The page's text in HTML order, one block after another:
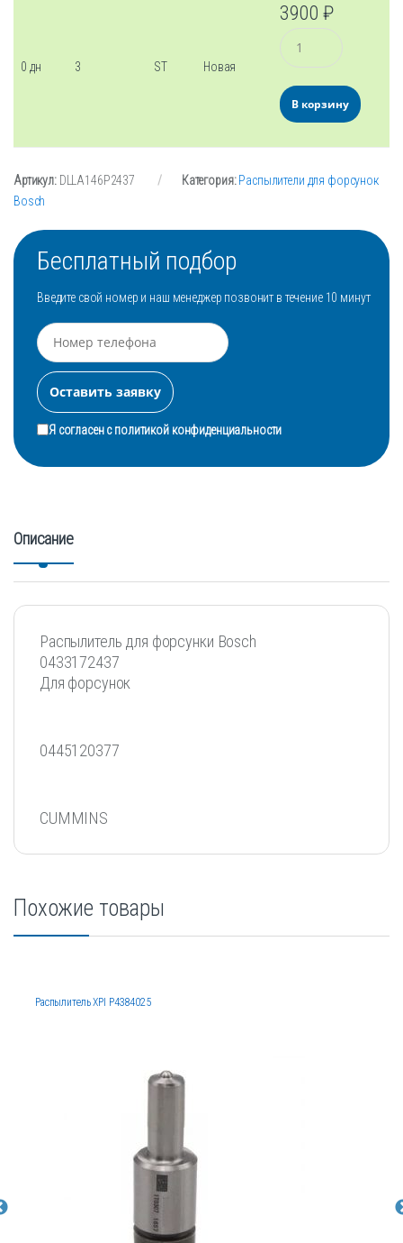
0 дн 3 ST Новая
3900₽
Количество
В корзину
Артикул: DLLA146P2437 Категория:Распылители для форсунок
Bosch
Бесплатный подбор
Введите свой номер и наш менеджер позвонит в течение 10 минут
Я согласен сполитикой конфиденциальности
Описание
Распылитель для форсунки Bosch
0433172437
Для форсунок
0445120377
CUMMINS
Похожие товары
Распылитель XPI P4384025